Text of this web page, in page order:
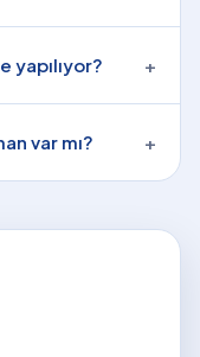
yapılıyor? +
var mı? +